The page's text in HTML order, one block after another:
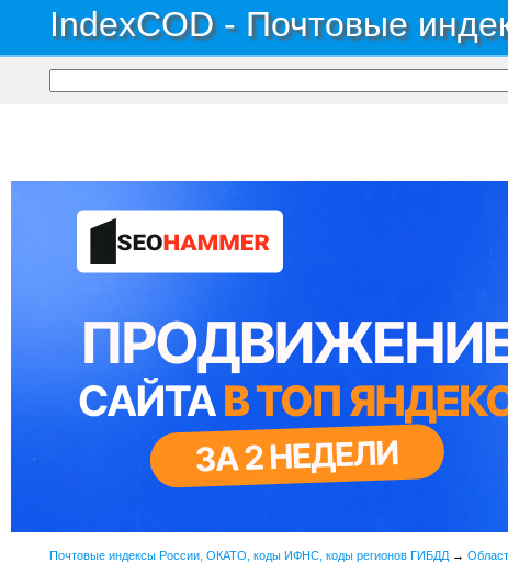
IndexCOD - Почтовые
Почтовые индексы России, ОКАТО, коды ИФНС, коды регионов ГИБДД →